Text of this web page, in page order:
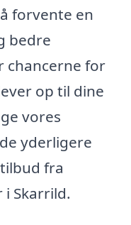
forvente en
bedre
chancerne for
op til dine
vores
yderligere
fra
Skarrild.